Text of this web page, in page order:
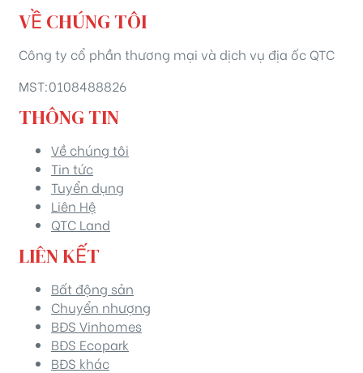
VỀ CHÚNG TÔI
Công ty cổ phần thương mại và dịch vụ địa ốc QTC
MST:0108488826
THÔNG TIN
Về chúng tôi
Tin tức
Tuyển dụng
Liên Hệ
QTC Land
LIÊN KẾT
Bất động sản
Chuyển nhượng
BĐS Vinhomes
BĐS Ecopark
BĐS khác